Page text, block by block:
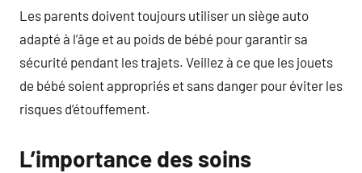
Les parents doivent toujours utiliser un siège auto
adapté à l’âge et au poids de bébé pour garantir sa
sécurité pendant les trajets. Veillez à ce que les jouets
de bébé soient appropriés et sans danger pour éviter les
risques d’étouffement.
L’importance des soins